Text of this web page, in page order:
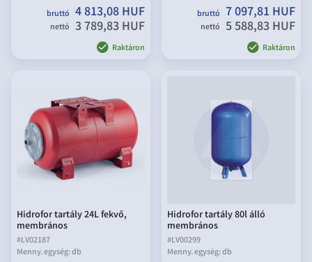
bruttó 4 813,08 HUF
nettó 3 789,83 HUF
Raktáron
bruttó 7 097,81 HUF
nettó 5 588,83 HUF
Raktáron
Hidrofor tartály 24L fekvő,
membrános
#LV02187
Menny. egység:db
Hidrofor tartály 80l álló
membrános
#LV00299
Menny. egység:db